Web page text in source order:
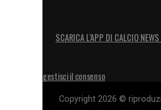
SCARICA L’APP DI CALCIO
gestisci il consenso
Copyright 2026 ©